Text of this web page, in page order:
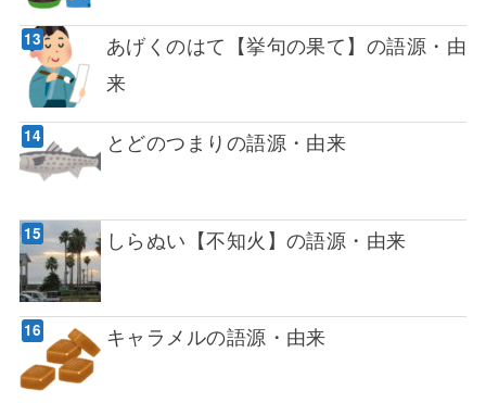
あげくのはて【挙句の果て】の語源・由
来
とどのつまりの語源・由来
しらぬい【不知火】の語源・由来
キャラメルの語源・由来